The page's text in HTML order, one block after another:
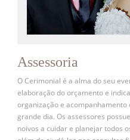
Assessoria
O Cerimonial é a alma do seu
elaboração do orçamento e
organização e
grande dia. Os assessores
noivos a cuidar e planejar todos